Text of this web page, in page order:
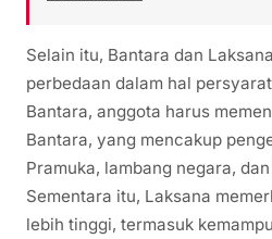
Selain itu, Bantara dan
perbedaan dalam hal
Bantara, anggota harus
Bantara, yang mencakup
Pramuka, lambang negara,
Sementara itu, Laksana
lebih tinggi, termasuk